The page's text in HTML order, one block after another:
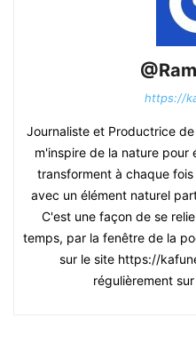
https://
Journaliste et Productrice
m'inspire de la nature pour
transforment à chaque
avec un élément naturel
C'est une façon de se
temps, par la fenêtre de la
sur le site https://
régulièrement